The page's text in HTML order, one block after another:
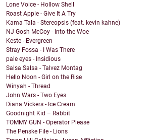
Lone Voice - Hollow Shell
Roast Apple - Give It A Try
Kama Tala - Stereopsis (feat. kevin kahne)
NJ Gosh McCoy - Into the Woe
Keste - Evergreen
Stray Fossa - I Was There
pale eyes - Insidious
Salsa Salsa - Talvez Montag
Hello Noon - Girl on the Rise
Winyah - Thread
John Wars - Two Eyes
Diana Vickers - Ice Cream
Goodnight Kid – Rabbit
TOMMY GUN - Operator Please
The Penske File - Lions